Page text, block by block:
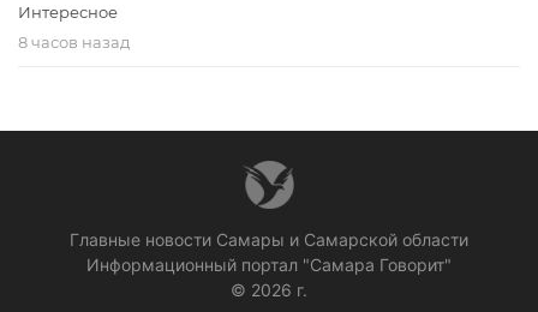
Интересное
8 часов назад
Главные новости Самары и Самарской области
Информационный портал "Самара Говорит"
© 2026 г.